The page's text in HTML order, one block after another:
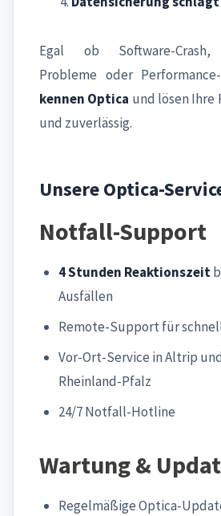
Egal ob Software-Crash,
Probleme oder
kennen Optica und lösen Ihre
und zuverlässig.
Unsere Optica-
Notfall-Support
4 Stunden Reaktionszeit
Ausfällen
Remote-Support für
Vor-Ort-Service in Altrip
Rheinland-Pfalz
24/7 Notfall-Hotline
Wartung &
Regelmäßige Optica-